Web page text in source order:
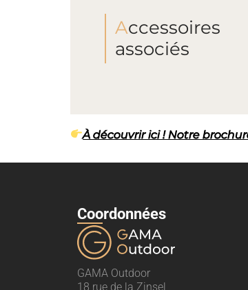
Accessoires
associés
À découvrir ici ! Notre
Coordonnées
GAMA Outdoor
18 rue de la Zinsel